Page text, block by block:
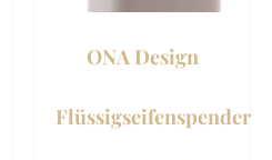
Produktseite
ONA Design
Flüssigseifenspender